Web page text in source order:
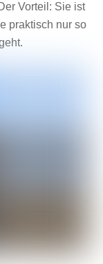
Vorteil: Sie ist
praktisch nur so